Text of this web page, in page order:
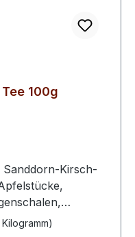
100g
Sanddorn-Kirsch-
Aroma,